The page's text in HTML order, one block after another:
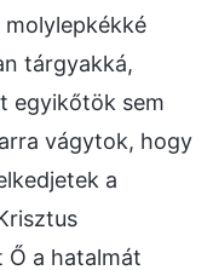
tárgyakká,
egyikőtök sem
vágytok, hogy
a
Ő a hatalmát